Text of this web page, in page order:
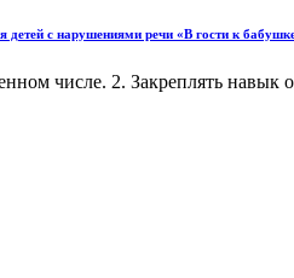
детей с нарушениями речи «В гости к
числе. 2. Закреплять навык